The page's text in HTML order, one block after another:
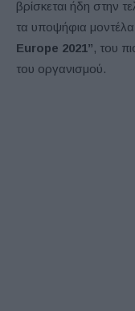
βρίσκεται ήδη στην
τα υποψήφια μοντέλα
Europe 2021”, του
του οργανισμού.